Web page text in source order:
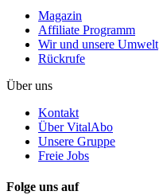
Magazin
Affiliate Programm
Wir und unsere Umwelt
Rückrufe
Über uns
Kontakt
Über VitalAbo
Unsere Gruppe
Freie Jobs
Folge uns auf